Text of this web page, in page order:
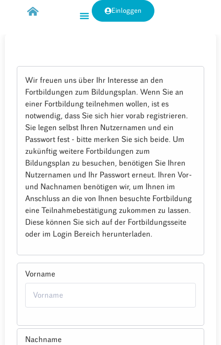
Einloggen
Wir freuen uns über Ihr Interesse an den
Fortbildungen zum Bildungsplan. Wenn Sie an
einer Fortbildung teilnehmen wollen, ist es
notwendig, dass Sie sich hier vorab registrieren.
Sie legen selbst Ihren Nutzernamen und ein
Passwort fest - bitte merken Sie sich beide. Um
zukünftig weitere Fortbildungen zum
Bildungsplan zu besuchen, benötigen Sie Ihren
Nutzernamen und Ihr Passwort erneut. Ihren Vor-
und Nachnamen benötigen wir, um Ihnen im
Anschluss an die von Ihnen besuchte Fortbildung
eine Teilnahmebestätigung zukommen zu lassen.
Diese können Sie sich auf der Fortbildungsseite
oder im Login Bereich herunterladen.
Vorname
Nachname